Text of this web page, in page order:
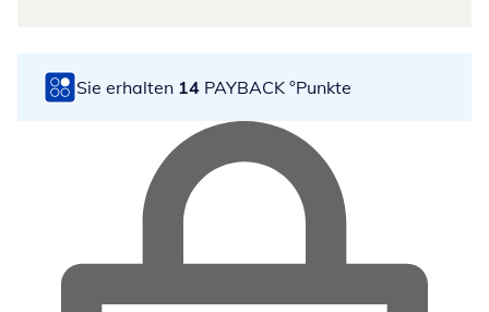
Sie erhalten 14 PAYBACK °Punkte